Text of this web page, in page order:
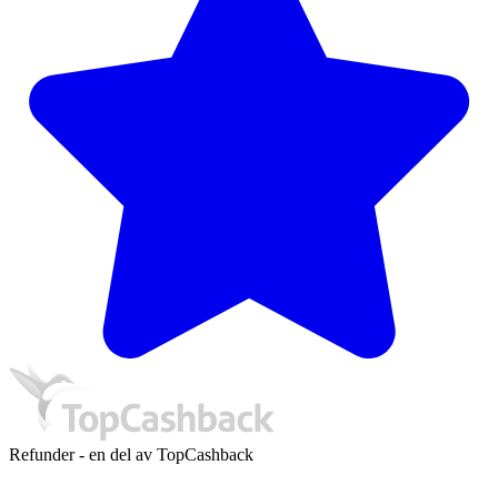
Refunder - en del av TopCashback